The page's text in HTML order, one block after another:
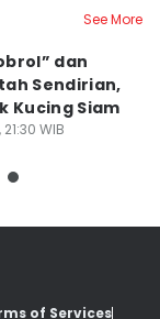
See More
dan
Sendirian,
Kucing Siam
WIB
of Services